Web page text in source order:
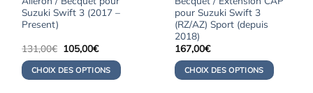
Suzuki Swift 3 (2017 –
Present)
131,00€ Le
prix
initial
était :
131,00€.
105,00€Le
actuel
est :
105,00€.
CHOIX DES OPTIONS
pour Suzuki Swift 3
(RZ/AZ) Sport (depuis
2018)
167,00€
CHOIX DES OPTIONS